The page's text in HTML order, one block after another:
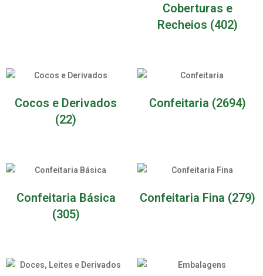
Coberturas e
Recheios (402)
Cocos e Derivados
(22)
Confeitaria (2694)
Confeitaria Básica
(305)
Confeitaria Fina (279)